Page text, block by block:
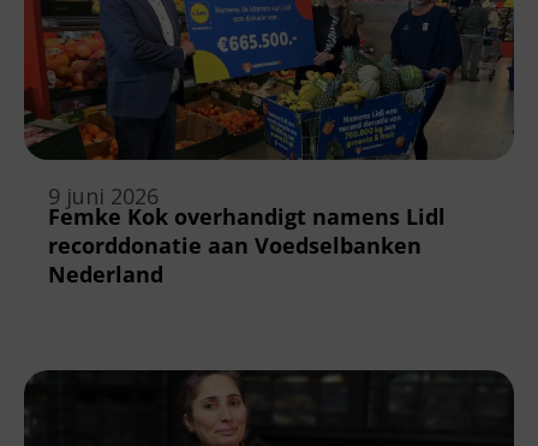
9 juni 2026
Femke Kok overhandigt namens Lidl
recorddonatie aan Voedselbanken
Nederland